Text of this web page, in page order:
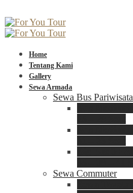
Home
Tentang Kami
Gallery
Sewa Armada
Sewa Bus Pariwisata
Sewa Commuter